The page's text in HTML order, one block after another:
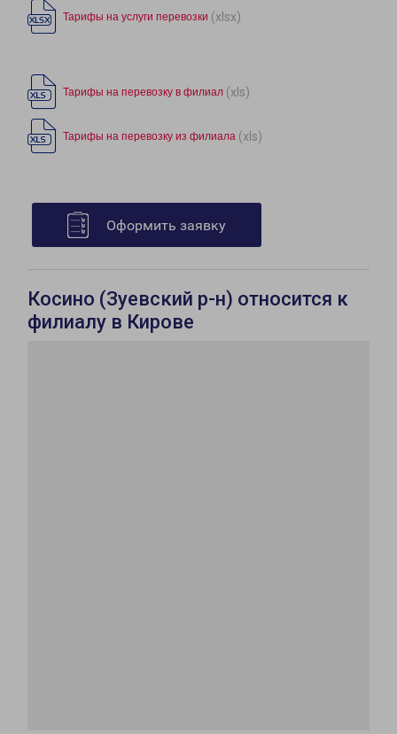
Тарифы на услуги перевозки (xlsx)
Тарифы на перевозку в филиал (xls)
Тарифы на перевозку из филиала (xls)
Оформить заявку
Косино (Зуевский р-н) относится к
филиалу в Кирове